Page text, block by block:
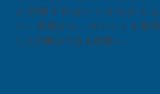
に判断すればいいかわからな
い」状態から、ポイントを整理
した判断ができる状態へ。